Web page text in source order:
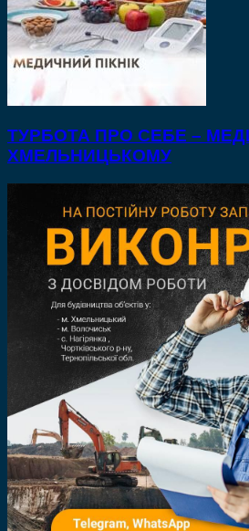
ТУРБОТА ПРО СЕБЕ –
ХМЕЛЬНИЦЬКОМУ